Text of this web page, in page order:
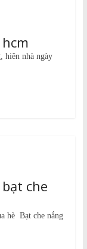
hiên nhà ngày
che
hè Bạt che nắng